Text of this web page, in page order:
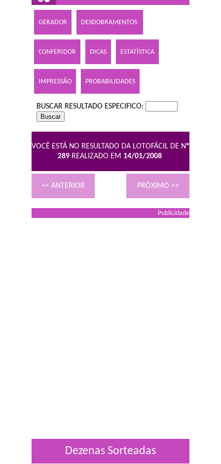
GERADOR DESDOBRAMENTOS
CONFERIDOR DICAS ESTATÍSTICA
IMPRESSÃO PROBABILIDADES
BUSCAR RESULTADO ESPECIFICO:
VOCÊ ESTÁ NO RESULTADO DA LOTOFÁCIL DE Nº
289 REALIZADO EM 14/01/2008
<< ANTERIOR PRÓXIMO >>
Publicidade
Dezenas Sorteadas